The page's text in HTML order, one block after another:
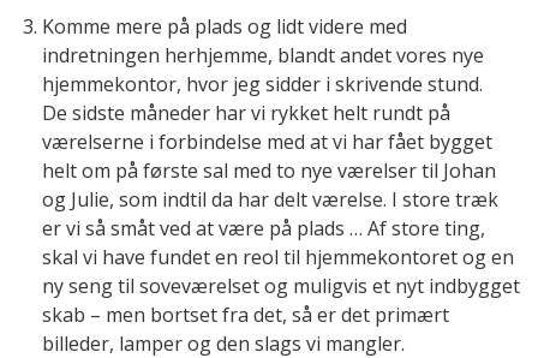
Komme mere på plads og lidt videre med
indretningen herhjemme, blandt andet vores nye
hjemmekontor, hvor jeg sidder i skrivende stund.
De sidste måneder har vi rykket helt rundt på
værelserne i forbindelse med at vi har fået bygget
helt om på første sal med to nye værelser til Johan
og Julie, som indtil da har delt værelse. I store træk
er vi så småt ved at være på plads … Af store ting,
skal vi have fundet en reol til hjemmekontoret og en
ny seng til soveværelset og muligvis et nyt indbygget
skab – men bortset fra det, så er det primært
billeder, lamper og den slags vi mangler.